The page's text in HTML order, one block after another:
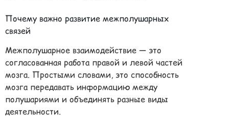
Почему важно развитие межполушарных
связей
Межполушарное взаимодействие — это
согласованная работа правой и левой частей
мозга. Простыми словами, это способность
мозга передавать информацию между
полушариями и объединять разные виды
деятельности.